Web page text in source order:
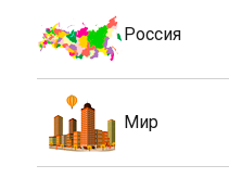
Россия
Мир